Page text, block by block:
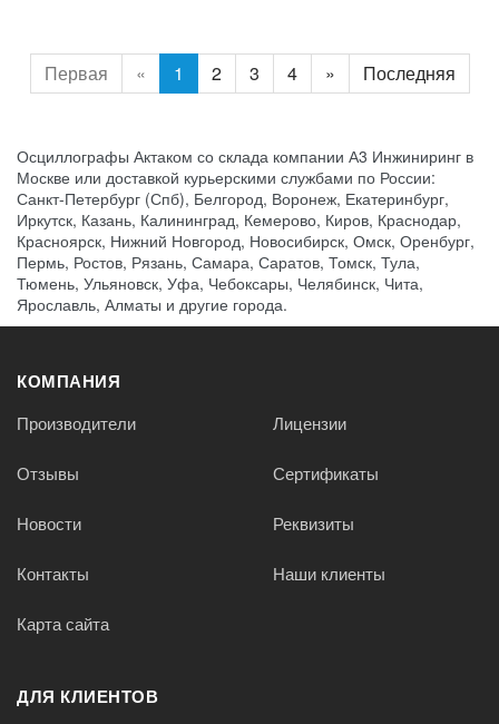
Первая « 1 2 3 4 » Последняя
Осциллографы Актаком со склада компании А3 Инжиниринг в
Москве или доставкой курьерскими службами по России:
Санкт-Петербург (Спб), Белгород, Воронеж, Екатеринбург,
Иркутск, Казань, Калининград, Кемерово, Киров, Краснодар,
Красноярск, Нижний Новгород, Новосибирск, Омск, Оренбург,
Пермь, Ростов, Рязань, Самара, Саратов, Томск, Тула,
Тюмень, Ульяновск, Уфа, Чебоксары, Челябинск, Чита,
Ярославль, Алматы и другие города.
КОМПАНИЯ
Производители Лицензии
Отзывы Сертификаты
Новости Реквизиты
Контакты Наши клиенты
Карта сайта
ДЛЯ КЛИЕНТОВ